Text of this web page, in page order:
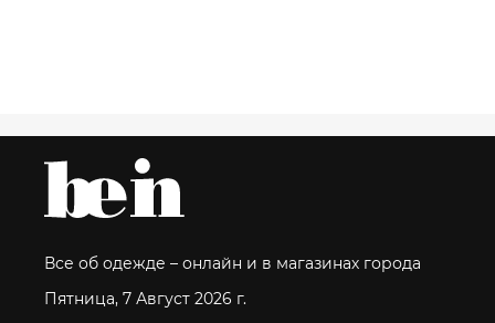
Все об одежде – онлайн и в магазинах города
Пятница, 7 Август 2026 г.